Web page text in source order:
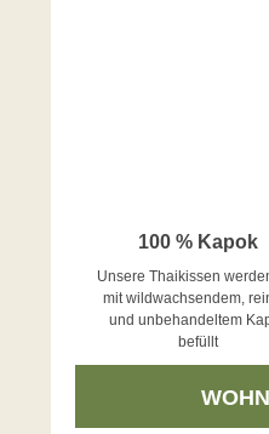
100 % Kapok
Unsere Thaikissen
mit wildwachsendem,
und unbehandeltem
befüllt